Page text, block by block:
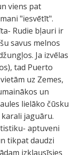
viens pat
"iesvētīt".
Rudie bļauri ir
savus melnos
Ja izvēlas
tad Puerto
uz Zemes,
un
lielāko čūsku
jaguāru.
aptuveni
tikpat daudzi
izklausīsies